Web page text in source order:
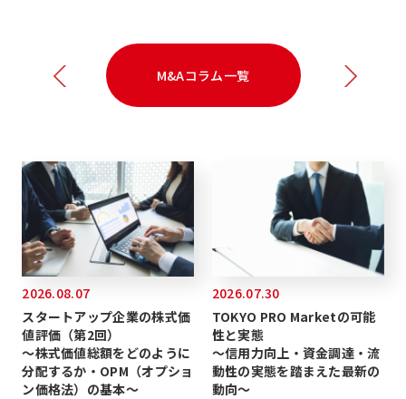
M&Aコラム一覧
2026.08.07
スタートアップ企業の株式価
値評価（第2回）
～株式価値総額をどのように
分配するか・OPM（オプショ
ン価格法）の基本～
2026.07.30
TOKYO PRO Marketの可能
性と実態
～信用力向上・資金調達・流
動性の実態を踏まえた最新の
動向～